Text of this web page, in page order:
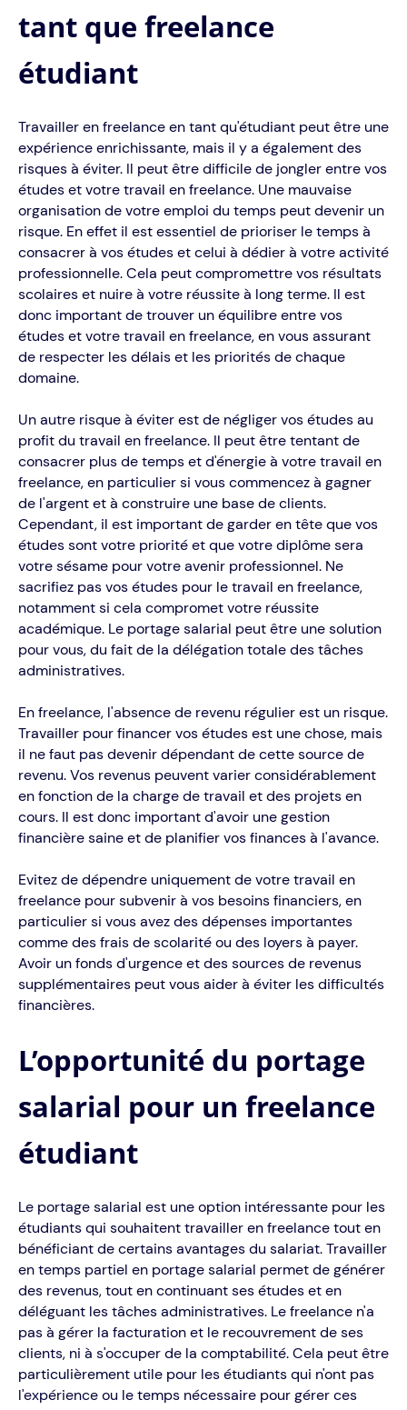
tant que freelance
étudiant
Travailler en freelance en tant qu'étudiant peut être une
expérience enrichissante, mais il y a également des
risques à éviter. Il peut être difficile de jongler entre vos
études et votre travail en freelance. Une mauvaise
organisation de votre emploi du temps peut devenir un
risque. En effet il est essentiel de prioriser le temps à
consacrer à vos études et celui à dédier à votre activité
professionnelle. Cela peut compromettre vos résultats
scolaires et nuire à votre réussite à long terme. Il est
donc important de trouver un équilibre entre vos
études et votre travail en freelance, en vous assurant
de respecter les délais et les priorités de chaque
domaine.
Un autre risque à éviter est de négliger vos études au
profit du travail en freelance. Il peut être tentant de
consacrer plus de temps et d'énergie à votre travail en
freelance, en particulier si vous commencez à gagner
de l'argent et à construire une base de clients.
Cependant, il est important de garder en tête que vos
études sont votre priorité et que votre diplôme sera
votre sésame pour votre avenir professionnel. Ne
sacrifiez pas vos études pour le travail en freelance,
notamment si cela compromet votre réussite
académique. Le portage salarial peut être une solution
pour vous, du fait de la délégation totale des tâches
administratives.
En freelance, l'absence de revenu régulier est un risque.
Travailler pour financer vos études est une chose, mais
il ne faut pas devenir dépendant de cette source de
revenu. Vos revenus peuvent varier considérablement
en fonction de la charge de travail et des projets en
cours. Il est donc important d'avoir une gestion
financière saine et de planifier vos finances à l'avance.
Évitez de dépendre uniquement de votre travail en
freelance pour subvenir à vos besoins financiers, en
particulier si vous avez des dépenses importantes
comme des frais de scolarité ou des loyers à payer.
Avoir un fonds d'urgence et des sources de revenus
supplémentaires peut vous aider à éviter les difficultés
financières.
L’opportunité du portage
salarial pour un freelance
étudiant
Le portage salarial est une option intéressante pour les
étudiants qui souhaitent travailler en freelance tout en
bénéficiant de certains avantages du salariat. Travailler
en temps partiel en portage salarial permet de générer
des revenus, tout en continuant ses études et en
déléguant les tâches administratives. Le freelance n'a
pas à gérer la facturation et le recouvrement de ses
clients, ni à s'occuper de la comptabilité. Cela peut être
particulièrement utile pour les étudiants qui n'ont pas
l'expérience ou le temps nécessaire pour gérer ces